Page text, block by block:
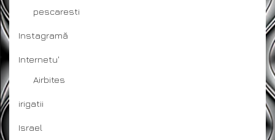
pescaresti
Instagramă
Internetu'
Airbites
irigatii
Israel